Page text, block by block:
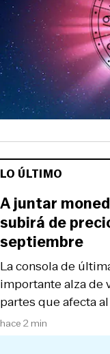
LO ÚLTIMO
hace 2 min
La consola de
importante alza de
partes que afecta
A juntar
subirá de
septiembre